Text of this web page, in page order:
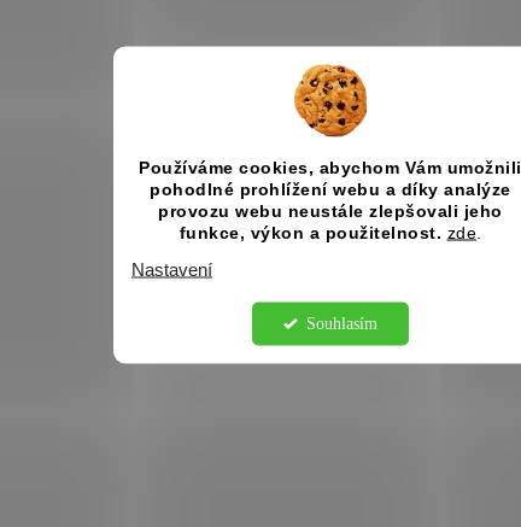
Používáme cookies, abychom Vám umožnili
pohodlné prohlížení webu a díky analýze
provozu webu neustále zlepšovali jeho
funkce, výkon a použitelnost. zde
Nastavení
Souhlasím